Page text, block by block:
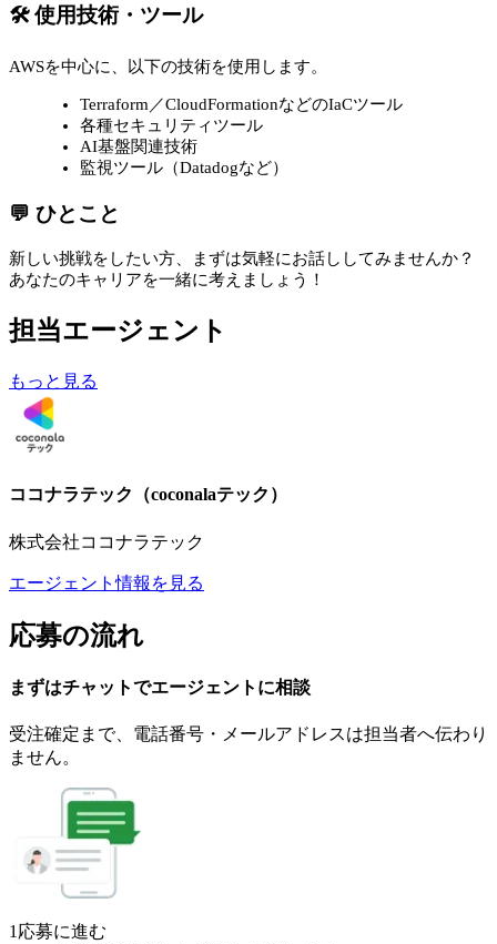
🛠 使用技術・ツール
AWSを中心に、以下の技術を使用します。
Terraform／CloudFormationなどのIaCツール
各種セキュリティツール
AI基盤関連技術
監視ツール（Datadogなど）
💬 ひとこと
新しい挑戦をしたい方、まずは気軽にお話ししてみませんか？
あなたのキャリアを一緒に考えましょう！
担当エージェント
もっと見る
ココナラテック（coconalaテック）
株式会社ココナラテック
エージェント情報を見る
応募の流れ
まずはチャットでエージェント に相談
受注確定まで、 電話番号・メールアドレスは担当者へ伝わり
ません。
1 応募に進む